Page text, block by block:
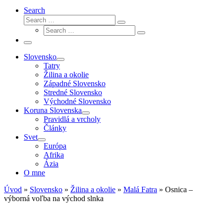
Search
Search
Search
Search
Search
Menu
Slovensko
Tatry
Žilina a okolie
Západné Slovensko
Stredné Slovensko
Východné Slovensko
Koruna Slovenska
Pravidlá a vrcholy
Články
Svet
Európa
Afrika
Ázia
O mne
Úvod » Slovensko » Žilina a okolie » Malá Fatra » Osnica –
výborná voľba na východ slnka